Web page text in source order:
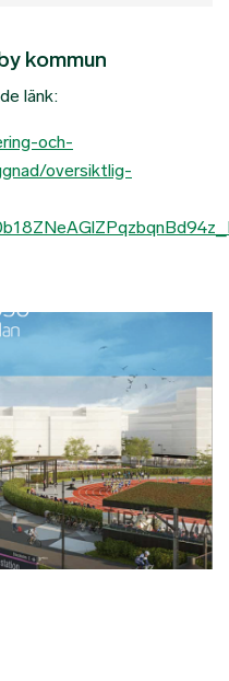
kommun
länk:
och-
oversiktlig-